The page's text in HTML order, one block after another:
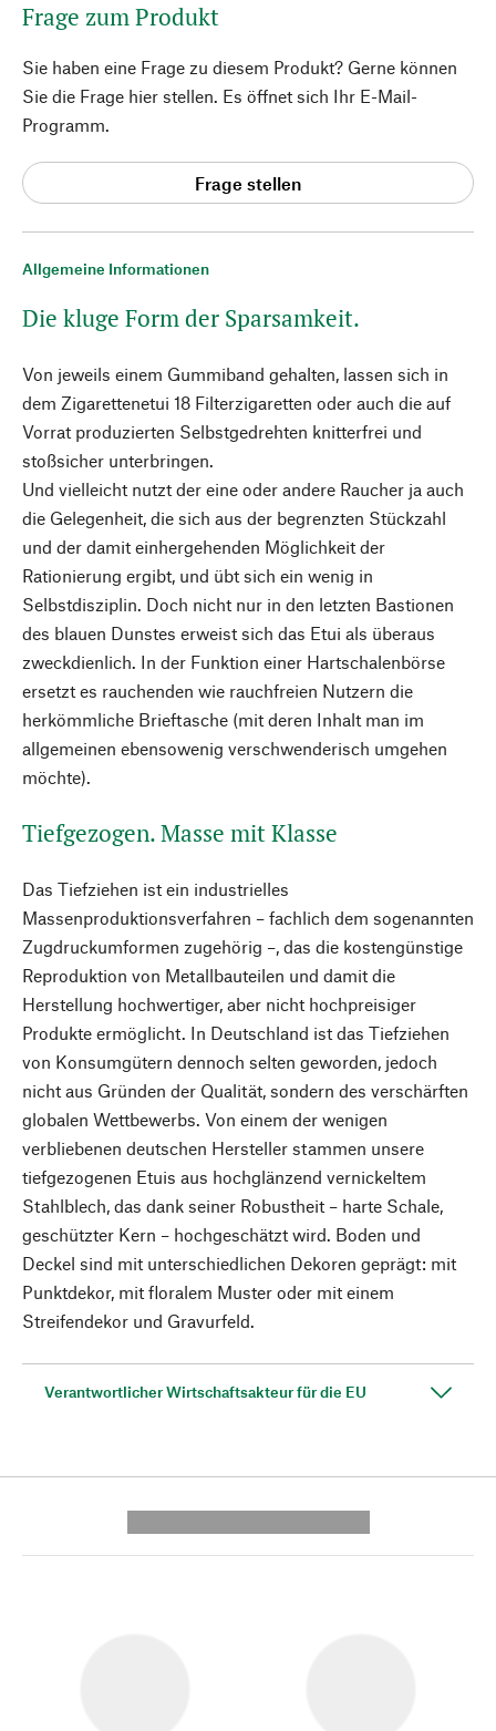
Allgemeine Informationen
Die kluge Form der Sparsamkeit.
Von jeweils einem Gummiband gehalten, lassen sich in
dem Zigarettenetui 18 Filterzigaretten oder auch die auf
Vorrat produzierten Selbstgedrehten knitterfrei und
stoßsicher unterbringen.
Und vielleicht nutzt der eine oder andere Raucher ja auch
die Gelegenheit, die sich aus der begrenzten Stückzahl
und der damit einhergehenden Möglichkeit der
Rationierung ergibt, und übt sich ein wenig in
Selbstdisziplin. Doch nicht nur in den letzten Bastionen
des blauen Dunstes erweist sich das Etui als überaus
zweckdienlich. In der Funktion einer Hartschalenbörse
ersetzt es rauchenden wie rauchfreien Nutzern die
herkömmliche Brieftasche (mit deren Inhalt man im
allgemeinen ebensowenig verschwenderisch umgehen
möchte).
Tiefgezogen. Masse mit Klasse
Das Tiefziehen ist ein industrielles
Massenproduktionsverfahren – fachlich dem sogenannten
Zugdruckumformen zugehörig –, das die kostengünstige
Reproduktion von Metallbauteilen und damit die
Herstellung hochwertiger, aber nicht hochpreisiger
Produkte ermöglicht. In Deutschland ist das Tiefziehen
von Konsumgütern dennoch selten geworden, jedoch
nicht aus Gründen der Qualität, sondern des verschärften
globalen Wettbewerbs. Von einem der wenigen
verbliebenen deutschen Hersteller stammen unsere
tiefgezogenen Etuis aus hochglänzend vernickeltem
Stahlblech, das dank seiner Robustheit – harte Schale,
geschützter Kern – hochgeschätzt wird. Boden und
Deckel sind mit unterschiedlichen Dekoren geprägt: mit
Punktdekor, mit floralem Muster oder mit einem
Streifendekor und Gravurfeld.
Verantwortlicher Wirtschaftsakteur für die EU
Frage zum Produkt
Sie haben eine Frage zu diesem Produkt? Gerne können
Sie die Frage hier stellen. Es öffnet sich Ihr E-Mail-
Programm.
Frage stellen